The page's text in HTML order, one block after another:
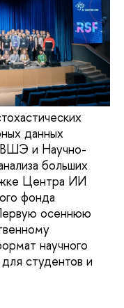
данных
ВШЭ и Научно-
больших
Центра ИИ
фонда
осеннюю
научного
студентов и